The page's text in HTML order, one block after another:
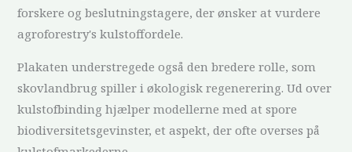
forskere og beslutningstagere, der ønsker at vurdere
agroforestry's kulstoffordele.
Plakaten understregede også den bredere rolle, som
skovlandbrug spiller i økologisk regenerering. Ud over
kulstofbinding hjælper modellerne med at spore
biodiversitetsgevinster, et aspekt, der ofte overses på